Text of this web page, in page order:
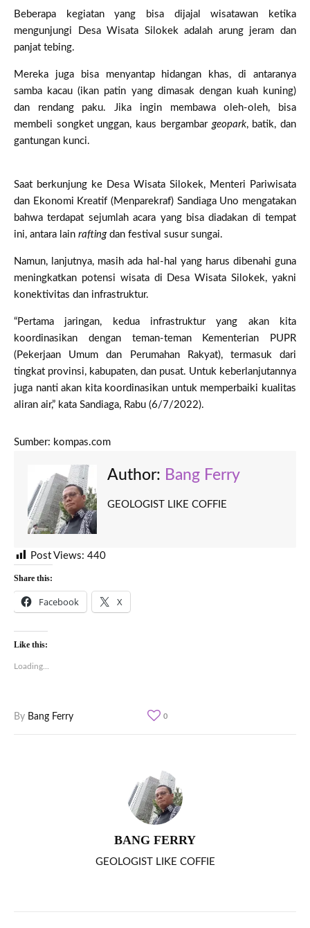
Beberapa kegiatan yang bisa dijajal wisatawan ketika
mengunjungi Desa Wisata Silokek adalah arung jeram dan
panjat tebing.
Mereka juga bisa menyantap hidangan khas, di antaranya
samba kacau (ikan patin yang dimasak dengan kuah kuning)
dan rendang paku. Jika ingin membawa oleh-oleh, bisa
membeli songket unggan, kaus bergambar geopark, batik, dan
gantungan kunci.
Saat berkunjung ke Desa Wisata Silokek, Menteri Pariwisata
dan Ekonomi Kreatif (Menparekraf) Sandiaga Uno mengatakan
bahwa terdapat sejumlah acara yang bisa diadakan di tempat
ini, antara lain raftingdan festival susur sungai.
Namun, lanjutnya, masih ada hal-hal yang harus dibenahi guna
meningkatkan potensi wisata di Desa Wisata Silokek, yakni
konektivitas dan infrastruktur.
“Pertama jaringan, kedua infrastruktur yang akan kita
koordinasikan dengan teman-teman Kementerian PUPR
(Pekerjaan Umum dan Perumahan Rakyat), termasuk dari
tingkat provinsi, kabupaten, dan pusat. Untuk keberlanjutannya
juga nanti akan kita koordinasikan untuk memperbaiki kualitas
aliran air,” kata Sandiaga, Rabu (6/7/2022).
Sumber: kompas.com
Author: Bang Ferry
GEOLOGIST LIKE COFFIE
Post Views: 440
Share this:
Facebook X
Like this:
Loading...
By Bang Ferry 0
BANG FERRY
GEOLOGIST LIKE COFFIE